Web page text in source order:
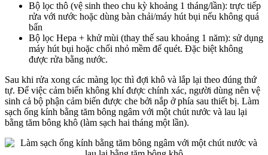
Bộ lọc thô (vệ sinh theo chu kỳ khoảng 1 tháng/lần): trực tiếp
rửa với nước hoặc dùng bàn chải/máy hút bụi nếu không quá
bẩn
Bộ lọc Hepa + khử mùi (thay thế sau khoảng 1 năm): sử dụng
máy hút bụi hoặc chổi nhỏ mềm để quét. Đặc biệt không
được rửa bằng nước.
Sau khi rửa xong các màng lọc thì đợi khô và lắp lại theo đúng thứ
tự. Để việc cảm biến không khí được chính xác, người dùng nên vệ
sinh cả bộ phận cảm biến được che bởi nắp ở phía sau thiết bị. Làm
sạch ống kính bằng tăm bông ngâm với một chút nước và lau lại
bằng tăm bông khô (làm sạch hai tháng một lần).